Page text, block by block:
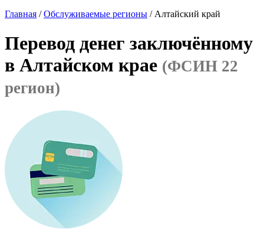
Главная /Обслуживаемые регионы / Алтайский край
Перевод денег заключённому
в Алтайском крае (ФСИН 22
регион)